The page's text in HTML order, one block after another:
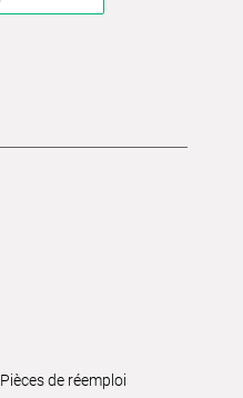
Pièces de réemploi